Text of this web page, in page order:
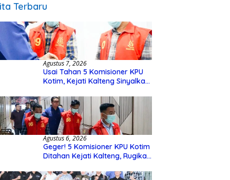
Terbaru
Agustus 7, 2026
Usai Tahan 5 Komisioner KPU
Kotim, Kejati Kalteng Sinyalkan
Hibah Rp40 Miliar
Agustus 6, 2026
Geger! 5 Komisioner KPU Kotim
Ditahan Kejati Kalteng, Rugikan
Hibah Rp40 Miliar